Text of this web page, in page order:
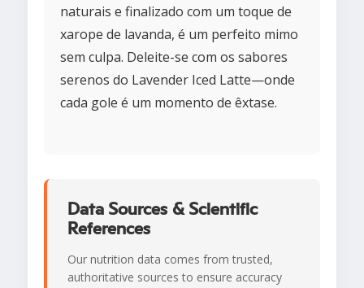
naturais e finalizado com um toque de
xarope de lavanda, é um perfeito mimo
sem culpa. Deleite-se com os sabores
serenos do Lavender Iced Latte—onde
cada gole é um momento de êxtase.
Data Sources & Scientific
References
Our nutrition data comes from trusted,
authoritative sources to ensure accuracy